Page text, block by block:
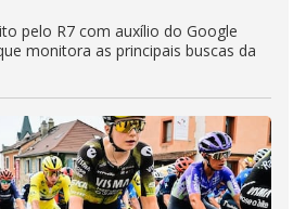
pelo R7 com auxílio do Google
monitora as principais buscas da